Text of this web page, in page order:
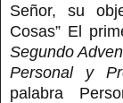
Señor, su
Cosas” El
Segundo
Personal y
palabra